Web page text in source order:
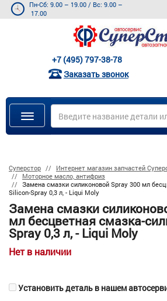
Пн-Сб: 9.00 – 19.00 / Вс: 9.00 –
17.00
+7 (495) 797-38-78
Заказать звонок
Суперстор
Интернет магазин запчастей
Моторное масло, антифриз
Замена смазки силиконовой Spray 300 мл
Silicon-Spray 0,3 л, - Liqui Moly
Замена смазки
мл бесцветная смазка-
Spray 0,3 л, - Liqui Moly
Нет в наличии
Установить деталь в нашем